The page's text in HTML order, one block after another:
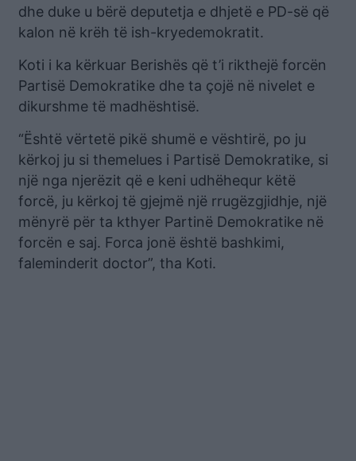
dhe duke u bërë deputetja e dhjetë e PD-së që
kalon në krëh të ish-kryedemokratit.
Koti i ka kërkuar Berishës që t’i rikthejë forcën
Partisë Demokratike dhe ta çojë në nivelet e
dikurshme të madhështisë.
“Është vërtetë pikë shumë e vështirë, po ju
kërkoj ju si themelues i Partisë Demokratike, si
një nga njerëzit që e keni udhëhequr këtë
forcë, ju kërkoj të gjejmë një rrugëzgjidhje, një
mënyrë për ta kthyer Partinë Demokratike në
forcën e saj. Forca jonë është bashkimi,
faleminderit doctor”, tha Koti.